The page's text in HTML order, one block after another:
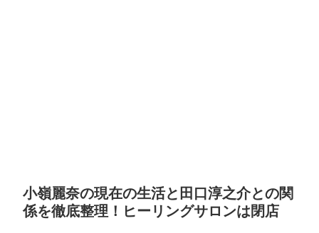
小嶺麗奈の現在の生活と田口淳之介との関
係を徹底整理！ヒーリングサロンは閉店